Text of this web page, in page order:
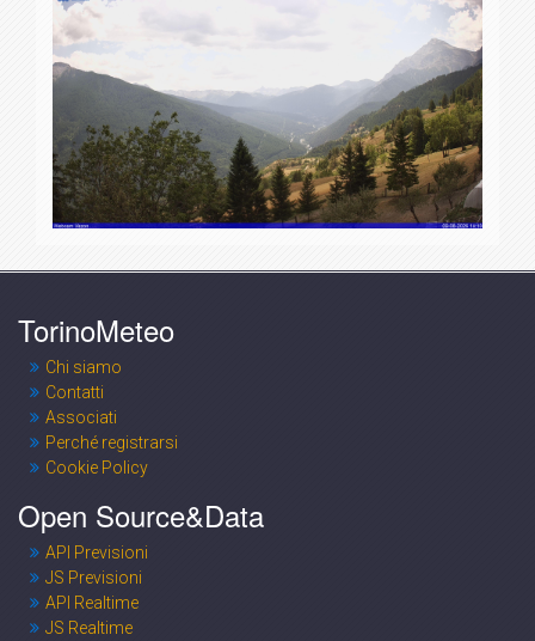
TorinoMeteo
Chi siamo
Contatti
Associati
Perché registrarsi
Cookie Policy
Open Source&Data
API Previsioni
JS Previsioni
API Realtime
JS Realtime